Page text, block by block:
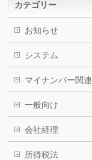
カテゴリー
お知らせ
システム
マイナンバー関連
一般向け
会社経理
所得税法